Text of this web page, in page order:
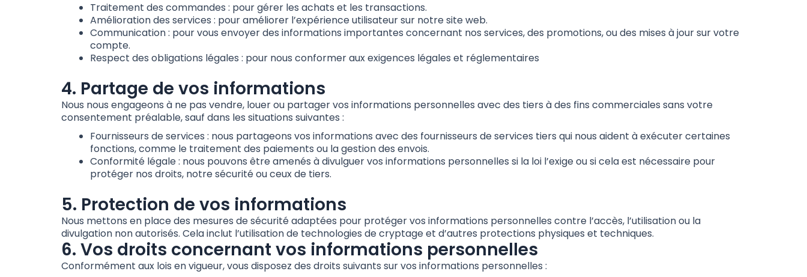
Traitement des commandes : pour gérer les achats et les transactions.
Amélioration des services : pour améliorer l’expérience utilisateur sur notre site web.
Communication : pour vous envoyer des informations importantes concernant nos services, des promotions, ou des mises à jour sur votre
compte.
Respect des obligations légales : pour nous conformer aux exigences légales et réglementaires
4. Partage de vos informations
Nous nous engageons à ne pas vendre, louer ou partager vos informations personnelles avec des tiers à des fins commerciales sans votre
consentement préalable, sauf dans les situations suivantes :
Fournisseurs de services : nous partageons vos informations avec des fournisseurs de services tiers qui nous aident à exécuter certaines
fonctions, comme le traitement des paiements ou la gestion des envois.
Conformité légale : nous pouvons être amenés à divulguer vos informations personnelles si la loi l’exige ou si cela est nécessaire pour
protéger nos droits, notre sécurité ou ceux de tiers.
5. Protection de vos informations
Nous mettons en place des mesures de sécurité adaptées pour protéger vos informations personnelles contre l’accès, l’utilisation ou la
divulgation non autorisés. Cela inclut l’utilisation de technologies de cryptage et d’autres protections physiques et techniques.
6. Vos droits concernant vos informations personnelles
Conformément aux lois en vigueur, vous disposez des droits suivants sur vos informations personnelles :